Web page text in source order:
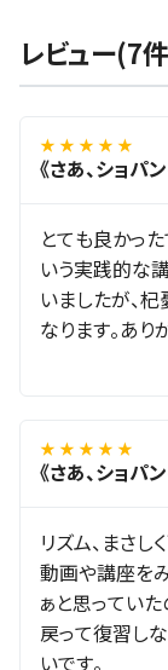
レビュー(7
★ ★ ★ ★ ★
《さあ、ショパ
とても良かっ
いう実践的な
いましたが、
なります。あり
★ ★ ★ ★ ★
《さあ、ショパ
リズム、まさ
動画や講座を
ぁと思ってい
戻って復習し
いです。